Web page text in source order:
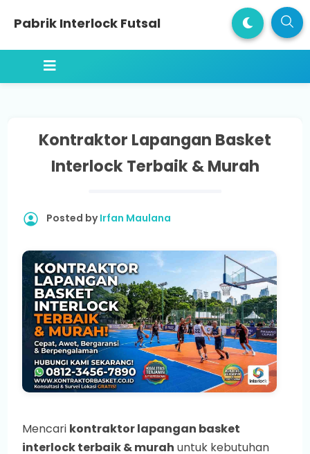
Pabrik Interlock Futsal
Kontraktor Lapangan Basket
Interlock Terbaik & Murah
Posted byIrfan Maulana
Mencari kontraktor lapangan basket
interlock terbaik & murah untuk kebutuhan